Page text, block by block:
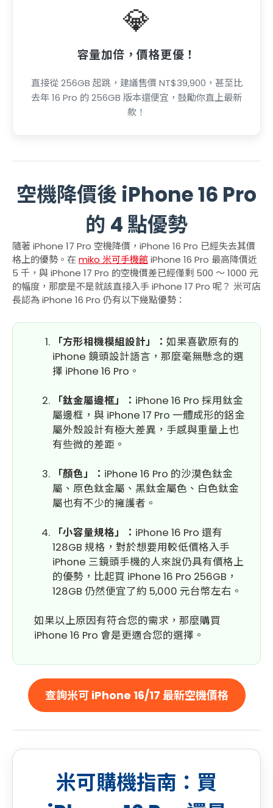
💎
容量加倍，價格更優！
直接從 256GB 起跳，建議售價 NT$39,900，甚至比
去年 16 Pro 的 256GB 版本還便宜，鼓勵你直上最新
款！
空機降價後 iPhone 16 Pro
的 4 點優勢
隨著 iPhone 17 Pro 空機降價，iPhone 16 Pro 已經失去其價
格上的優勢。在 miko 米可手機館iPhone 16 Pro 最高降價近
5 千，與 iPhone 17 Pro 的空機價差已經僅剩 500 ～ 1000 元
的幅度，那麼是不是就該直接入手 iPhone 17 Pro 呢？ 米可店
長認為 iPhone 16 Pro 仍有以下幾點優勢：
「方形相機模組設計」： 如果喜歡原有的
iPhone 鏡頭設計語言，那麼毫無懸念的選
擇 iPhone 16 Pro。
「鈦金屬邊框」： iPhone 16 Pro 採用鈦金
屬邊框，與 iPhone 17 Pro 一體成形的鋁金
屬外殼設計有極大差異，手感與重量上也
有些微的差距。
「顏色」： iPhone 16 Pro 的沙漠色鈦金
屬、原色鈦金屬、黑鈦金屬色、白色鈦金
屬也有不少的擁護者。
「小容量規格」： iPhone 16 Pro 還有
128GB 規格，對於想要用較低價格入手
iPhone 三鏡頭手機的人來說仍具有價格上
的優勢，比起買 iPhone 16 Pro 256GB，
128GB 仍然便宜了約 5,000 元台幣左右。
如果以上原因有符合您的需求，那麼購買
iPhone 16 Pro 會是更適合您的選擇。
查詢米可 iPhone 16/17 最新空機價格
米可購機指南：買